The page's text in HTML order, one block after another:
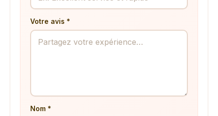
Votre avis *
Nom *